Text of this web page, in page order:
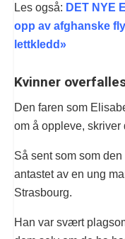
Les også: DET NYE
opp av afghanske
lettkledd»
Kvinner
Den faren som
om å oppleve, skriver
Så sent som som
antastet av en ung
Strasbourg.
Han var svært